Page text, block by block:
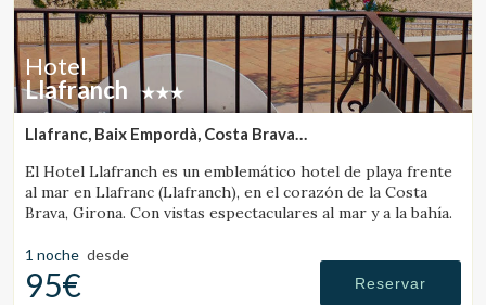
Hotel
Llafranch
Llafranc, Baix Empordà, Costa Brava
El Hotel Llafranch es un emblemático hotel de playa frente
al mar en Llafranc (Llafranch), en el corazón de la Costa
Brava, Girona. Con vistas espectaculares al mar y a la bahía.
1 noche desde
95€ Reservar